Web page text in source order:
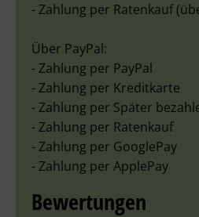
- Zahlung per Ratenkauf
Über PayPal:
- Zahlung per PayPal
- Zahlung per Kreditkarte
- Zahlung per Später
- Zahlung per Ratenkauf
- Zahlung per GooglePay
- Zahlung per ApplePay
Bewertungen